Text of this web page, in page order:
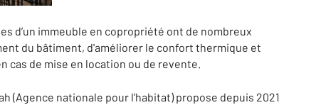
d’un immeuble en copropriété ont de nombreux
du bâtiment, d'améliorer le confort thermique et
cas de mise en location ou de revente.
(Agence nationale pour l’habitat) propose depuis 2021